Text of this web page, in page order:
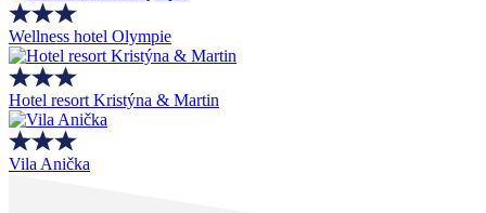
Wellness hotel Olympie
Hotel resort Kristýna & Martin
Vila Anička